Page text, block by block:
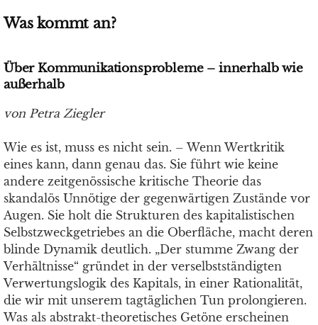
Was kommt an?
Über Kommunikationsprobleme – innerhalb wie
außerhalb
von Petra Ziegler
Wie es ist, muss es nicht sein. – Wenn Wertkritik
eines kann, dann genau das. Sie führt wie keine
andere zeitgenössische kritische Theorie das
skandalös Unnötige der gegenwärtigen Zustände vor
Augen. Sie holt die Strukturen des kapitalistischen
Selbstzweckgetriebes an die Oberfläche, macht deren
blinde Dynamik deutlich. „Der stumme Zwang der
Verhältnisse“ gründet in der verselbstständigten
Verwertungslogik des Kapitals, in einer Rationalität,
die wir mit unserem tagtäglichen Tun prolongieren.
Was als abstrakt-theoretisches Getöne erscheinen